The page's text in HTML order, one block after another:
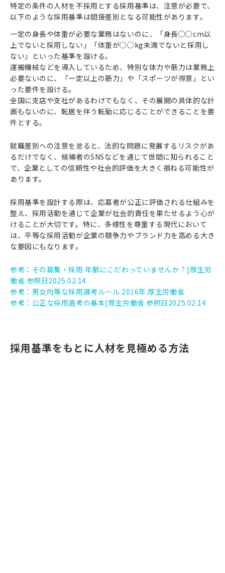
特定の条件の人材を不採用とする採用基準は、注意が必要で、
以下のような採用基準は間接差別となる可能性があります。
一定の身長や体重が必要な業務はないのに、「身長○○cm以
上でないと採用しない」「体重が○○kg未満でないと採用し
ない」といった基準を設ける。
運搬機械などを導入しているため、特別な体力や筋力は業務上
必要ないのに、「一定以上の筋力」や「スポーツが得意」とい
った要件を設ける。
全国に支店や支社があるわけでもなく、その展開の具体的な計
画もないのに、転居を伴う転勤に応じることができることを要
件とする。
就職差別への注意を怠ると、法的な問題に発展するリスクがあ
るだけでなく、候補者のSNSなどを通じて世間に知られること
で、企業としての信頼性や社会的評価を大きく損ねる可能性が
あります。
採用基準を設計する際は、応募者が公正に評価される仕組みを
整え、採用活動を通じて企業が社会的責任を果たせるよう心が
けることが大切です。特に、多様性を尊重する現代において
は、平等な採用活動が企業の競争力やブランド力を高める大き
な要因にもなります。
参考：その募集・採用 年齢にこだわっていませんか？|厚生労
働省.参照日2025.02.14
参考：男女均等な採用選考ルール.2016年.厚生労働省
参考：公正な採用選考の基本|厚生労働省.参照日2025.02.14
採用基準をもとに人材を見極める方法